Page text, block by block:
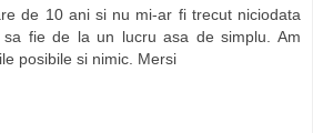
de 10 ani si nu mi-ar fi trecut niciodata
fie de la un lucru asa de simplu. Am
posibile si nimic. Mersi